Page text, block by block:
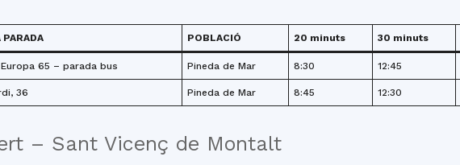
PARADA POBLACIÓ 20 minuts 30 minuts
65 – parada bus Pineda de Mar 8:30 12:45
36 Pineda de Mar 8:45 12:30
– Sant Vicenç de Montalt